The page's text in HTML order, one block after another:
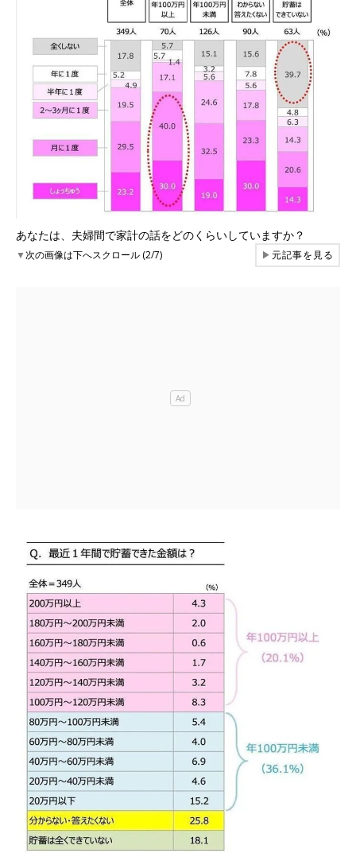
あなたは、夫婦間で家計の話をどのくらいしていますか？
▼次の画像は下へスクロール (2/7) ▶元記事を見る